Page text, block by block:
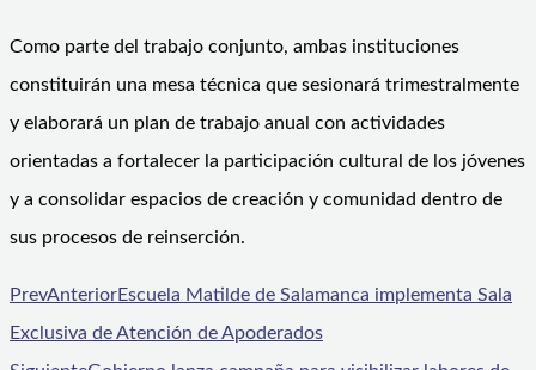
Como parte del trabajo conjunto, ambas instituciones
constituirán una mesa técnica que sesionará trimestralmente
y elaborará un plan de trabajo anual con actividades
orientadas a fortalecer la participación cultural de los jóvenes
y a consolidar espacios de creación y comunidad dentro de
sus procesos de reinserción.
PrevAnteriorEscuela Matilde de Salamanca implementa Sala
Exclusiva de Atención de Apoderados